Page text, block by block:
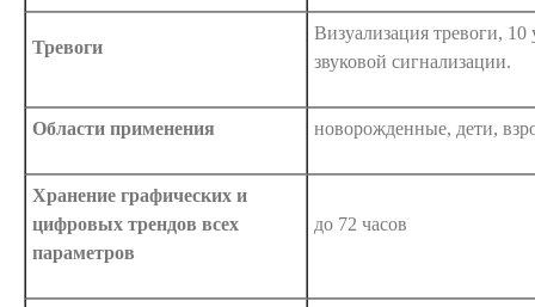
Тревоги
Визуализация тревоги, 10
звуковой сигнализации.
Области применения новорожденные, дети,
Хранение графических и
цифровых трендов всех
параметров
до 72 часов